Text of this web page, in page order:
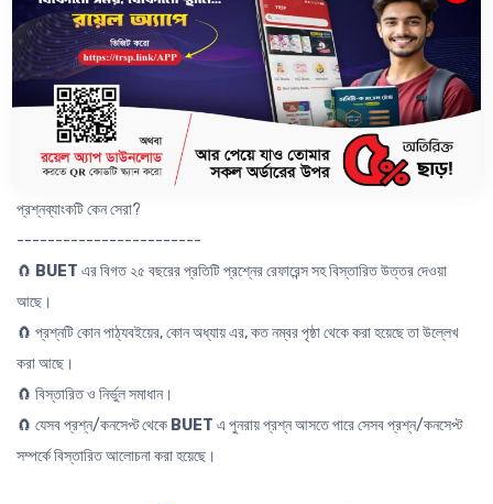
আর জোরালো প্রস্তুতি গ্রহণের জন্য প্রয়োজন বিগত বছরের প্রশ্ন অনুশীলন করা। বিগত
বছরের প্রশ্ন অনুশীলন করলে বিশ্ববিদ্যালয়ের ভর্তি পরীক্ষার প্রশ্নপত্রের প্যাটার্ন, মানবণ্টন,
সিলেবাস, সময় ইত্যাদি বিষয়ে দক্ষতা আসবে। তাই শিক্ষার্থীদের বুয়েট ভর্তির স্বপ্ন পূরণের পথকে
সহজ করতে “দি রয়েল সায়েন্টিফিক পাবলিকেশন্স” হতে প্রকাশিত হয়েছে দেশের সেরা
রেফারেন্সভিত্তিক ও ব্যাখ্যামূলক “ BUET Question Bank ”.
প্রশ্নব্যাংকটি কেন সেরা?
------------------------
🧲 BUET এর বিগত ২৫ বছরের প্রতিটি প্রশ্নের রেফারেন্স সহ বিস্তারিত উত্তর দেওয়া
আছে।
🧲 প্রশ্নটি কোন পাঠ্যবইয়ের, কোন অধ্যায় এর, কত নম্বর পৃষ্ঠা থেকে করা হয়েছে তা উল্লেখ
করা আছে।
🧲 বিস্তারিত ও নির্ভুল সমাধান।
🧲 যেসব প্রশ্ন/কনসেপ্ট থেকে BUET এ পুনরায় প্রশ্ন আসতে পারে সেসব প্রশ্ন/কনসেপ্ট
সম্পর্কে বিস্তারিত আলোচনা করা হয়েছে।